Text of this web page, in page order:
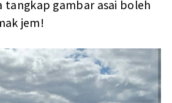
tangkap gambar asai boleh
jem!